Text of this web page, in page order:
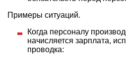
Примеры ситуаций.
Когда персоналу
начисляется зарплата,
проводка: